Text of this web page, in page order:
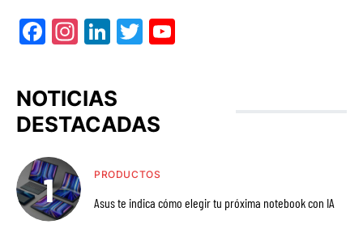
Facebook
Instagram
LinkedIn
Twitter
NOTICIAS
DESTACADAS
PRODUCTOS
Asus te indica cómo elegir tu próxima notebook con IA